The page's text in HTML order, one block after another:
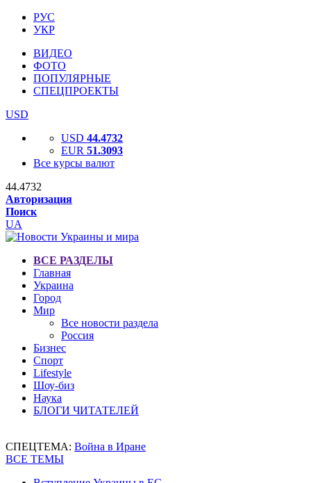
РУС
УКР
ВИДЕО
ФОТО
ПОПУЛЯРНЫЕ
СПЕЦПРОЕКТЫ
USD
USD 44.4732
EUR 51.3093
Все курсы валют
44.4732
Авторизация
Поиск
UA
ВСЕ РАЗДЕЛЫ
Главная
Украина
Город
Мир
Все новости раздела
Россия
Бизнес
Спорт
Lifestyle
Шоу-биз
Наука
БЛОГИ ЧИТАТЕЛЕЙ
СПЕЦТЕМА: Война в Иране
ВСЕ ТЕМЫ